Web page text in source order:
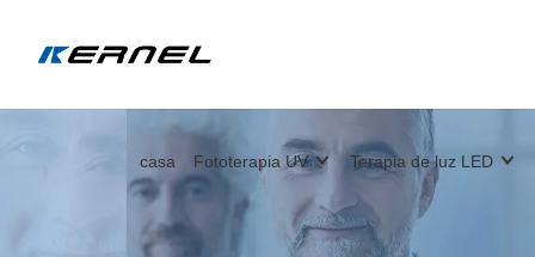
casa Fototerapia UV Terapia de luz LED